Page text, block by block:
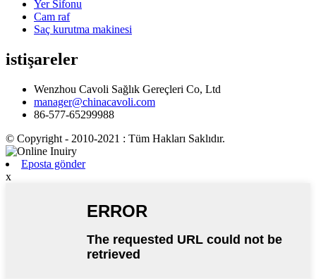
Yer Sifonu
Cam raf
Saç kurutma makinesi
istişareler
Wenzhou Cavoli Sağlık Gereçleri Co, Ltd
manager@chinacavoli.com
86-577-65299988
© Copyright - 2010-2021 : Tüm Hakları Saklıdır.
Eposta gönder
x